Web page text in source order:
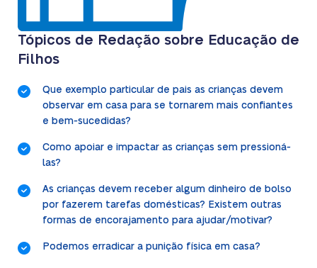
Tópicos de Redação sobre Educação de
Filhos
Que exemplo particular de pais as crianças devem
observar em casa para se tornarem mais confiantes
e bem-sucedidas?
Como apoiar e impactar as crianças sem pressioná-
las?
As crianças devem receber algum dinheiro de bolso
por fazerem tarefas domésticas? Existem outras
formas de encorajamento para ajudar/motivar?
Podemos erradicar a punição física em casa?